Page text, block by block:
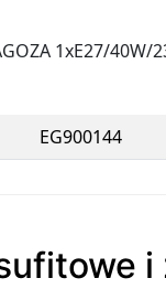
1xE27/40W/
EG900144
i